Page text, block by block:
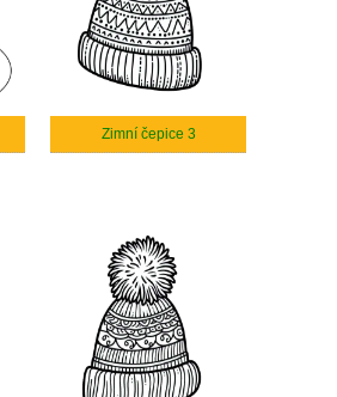
Zimní čepice 3